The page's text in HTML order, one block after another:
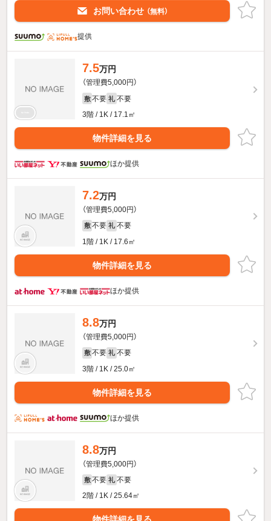
お問い合わせ （無料）
提供
7.5万円
（管理費5,000円）
敷 不要 礼 不要
3階 / 1K / 17.1㎡
物件詳細を見る
ほか提供
7.2万円
（管理費5,000円）
敷 不要 礼 不要
1階 / 1K / 17.6㎡
物件詳細を見る
ほか提供
8.8万円
（管理費5,000円）
敷 不要 礼 不要
3階 / 1K / 25.0㎡
物件詳細を見る
ほか提供
8.8万円
（管理費5,000円）
敷 不要 礼 不要
2階 / 1K / 25.64㎡